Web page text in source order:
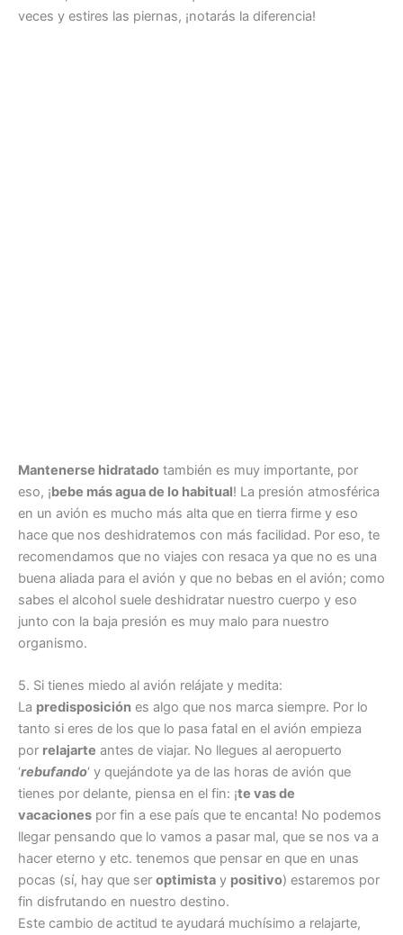
veces y estires las piernas, ¡notarás la diferencia!
Mantenerse hidratado también es muy importante, por
eso, ¡bebe más agua de lo habitual! La presión atmosférica
en un avión es mucho más alta que en tierra firme y eso
hace que nos deshidratemos con más facilidad. Por eso, te
recomendamos que no viajes con resaca ya que no es una
buena aliada para el avión y que no bebas en el avión; como
sabes el alcohol suele deshidratar nuestro cuerpo y eso
junto con la baja presión es muy malo para nuestro
organismo.
5. Si tienes miedo al avión relájate y medita:
La predisposición es algo que nos marca siempre. Por lo
tanto si eres de los que lo pasa fatal en el avión empieza
por relajarte antes de viajar. No llegues al aeropuerto
‘rebufando‘ y quejándote ya de las horas de avión que
tienes por delante, piensa en el fin: ¡te vas de
vacaciones por fin a ese país que te encanta! No podemos
llegar pensando que lo vamos a pasar mal, que se nos va a
hacer eterno y etc. tenemos que pensar en que en unas
pocas (sí, hay que ser optimista y positivo) estaremos por
fin disfrutando en nuestro destino.
Este cambio de actitud te ayudará muchísimo a relajarte,